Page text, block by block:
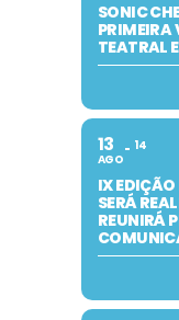
SONIC
PRIMEIRA
TEATRAL
13
AGO
14
IX
SERÁ
REUNIRÁ